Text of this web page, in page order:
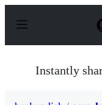
p
Instantly